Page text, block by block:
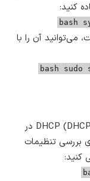
کنید:
bash
آن را با
bash
اطمینان حاصل کنید که مشتری DHCP (DHCP client) در
بررسی تنظیمات